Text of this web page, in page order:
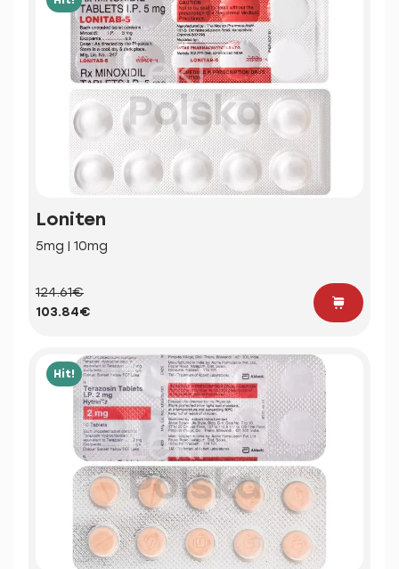
Loniten
5mg | 10mg
124.61€
103.84€
Hit!